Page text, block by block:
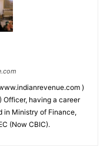
)
Officer, having a career
in Ministry of Finance,
(Now CBIC).